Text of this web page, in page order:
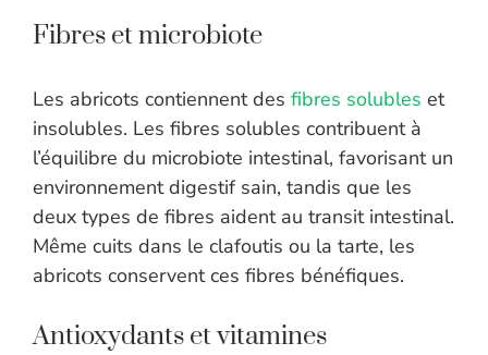
Fibres et microbiote
Les abricots contiennent des fibres solubles et
insolubles. Les fibres solubles contribuent à
l’équilibre du microbiote intestinal, favorisant un
environnement digestif sain, tandis que les
deux types de fibres aident au transit intestinal.
Même cuits dans le clafoutis ou la tarte, les
abricots conservent ces fibres bénéfiques.
Antioxydants et vitamines